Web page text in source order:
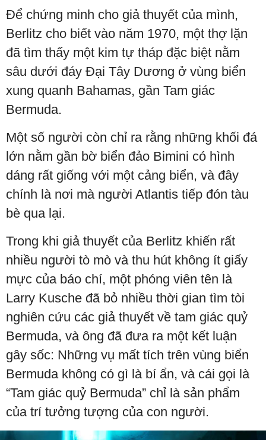
Để chứng minh cho giả thuyết của mình,
Berlitz cho biết vào năm 1970, một thợ lặn
đã tìm thấy một kim tự tháp đặc biệt nằm
sâu dưới đáy Đại Tây Dương ở vùng biển
xung quanh Bahamas, gần Tam giác
Bermuda.
Một số người còn chỉ ra rằng những khối đá
lớn nằm gần bờ biển đảo Bimini có hình
dáng rất giống với một cảng biển, và đây
chính là nơi mà người Atlantis tiếp đón tàu
bè qua lại.
Trong khi giả thuyết của Berlitz khiến rất
nhiều người tò mò và thu hút không ít giấy
mực của báo chí, một phóng viên tên là
Larry Kusche đã bỏ nhiều thời gian tìm tòi
nghiên cứu các giả thuyết về tam giác quỷ
Bermuda, và ông đã đưa ra một kết luận
gây sốc: Những vụ mất tích trên vùng biển
Bermuda không có gì là bí ẩn, và cái gọi là
“Tam giác quỷ Bermuda” chỉ là sản phẩm
của trí tưởng tượng của con người.